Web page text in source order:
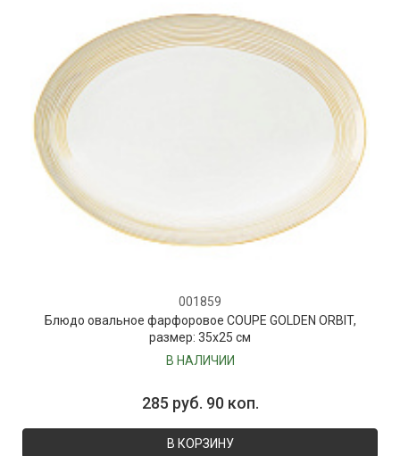
001859
Блюдо овальное фарфоровое COUPE GOLDEN ORBIT,
размер: 35х25 см
В НАЛИЧИИ
285 руб. 90 коп.
В КОРЗИНУ